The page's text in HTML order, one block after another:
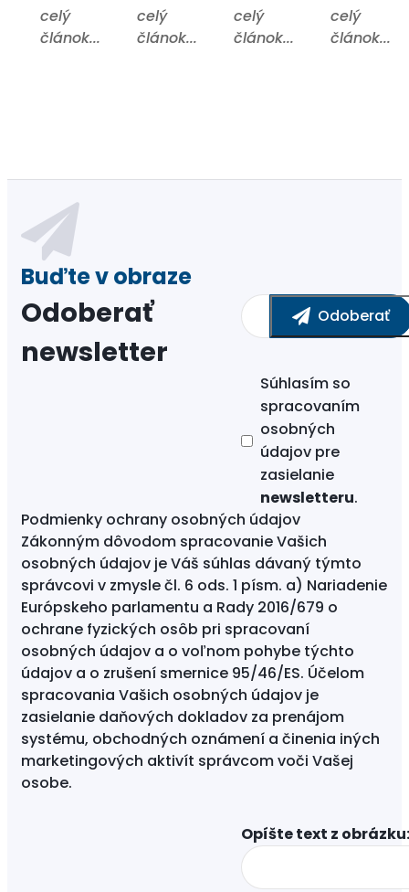
celý
článok...
celý
článok...
celý
článok...
celý
článok...
Odoberať
newsletter
Súhlasím so
spracovaním
osobných
údajov pre
zasielanie
newsletteru.
Podmienky ochrany osobných údajov
Zákonným dôvodom spracovanie Vašich
osobných údajov je Váš súhlas dávaný týmto
správcovi v zmysle čl. 6 ods. 1 písm. a) Nariadenie
Európskeho parlamentu a Rady 2016/679 o
ochrane fyzických osôb pri spracovaní
osobných údajov a o voľnom pohybe týchto
údajov a o zrušení smernice 95/46/ES. Účelom
spracovania Vašich osobných údajov je
zasielanie daňových dokladov za prenájom
systému, obchodných oznámení a činenia iných
marketingových aktivít správcom voči Vašej
osobe.
Opíšte text z